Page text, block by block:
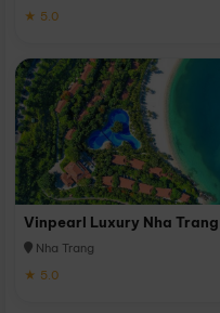
★ 5.0
Vinpearl Luxury Nha Trang
Nha Trang
★ 5.0